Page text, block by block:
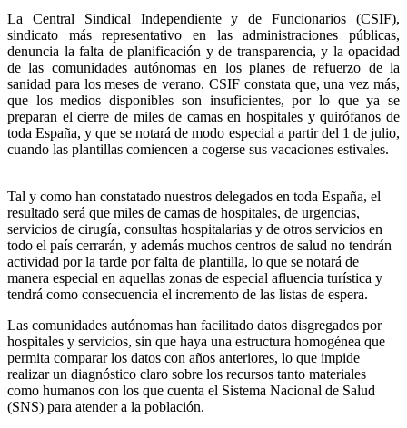
La Central Sindical Independiente y de Funcionarios (CSIF),
sindicato más representativo en las administraciones públicas,
denuncia la falta de planificación y de transparencia, y la opacidad
de las comunidades autónomas en los planes de refuerzo de la
sanidad para los meses de verano. CSIF constata que, una vez más,
que los medios disponibles son insuficientes, por lo que ya se
preparan el cierre de miles de camas en hospitales y quirófanos de
toda España, y que se notará de modo especial a partir del 1 de julio,
cuando las plantillas comiencen a cogerse sus vacaciones estivales.
Tal y como han constatado nuestros delegados en toda España, el
resultado será que miles de camas de hospitales, de urgencias,
servicios de cirugía, consultas hospitalarias y de otros servicios en
todo el país cerrarán, y además muchos centros de salud no tendrán
actividad por la tarde por falta de plantilla, lo que se notará de
manera especial en aquellas zonas de especial afluencia turística y
tendrá como consecuencia el incremento de las listas de espera.
Las comunidades autónomas han facilitado datos disgregados por
hospitales y servicios, sin que haya una estructura homogénea que
permita comparar los datos con años anteriores, lo que impide
realizar un diagnóstico claro sobre los recursos tanto materiales
como humanos con los que cuenta el Sistema Nacional de Salud
(SNS) para atender a la población.